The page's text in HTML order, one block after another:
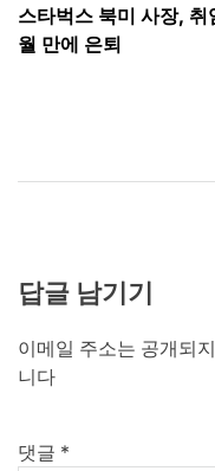
탐
스타벅스 북미 사장, 취
월 만에 은퇴
답글 남기기
이메일 주소는 공개되
니다
댓글 *